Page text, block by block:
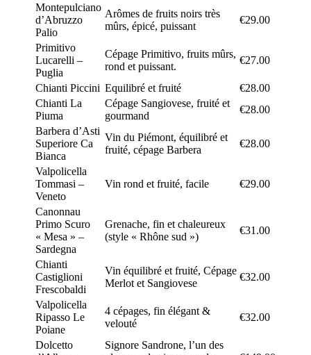
Montepulciano
d’Abruzzo
Palio
Arômes de fruits noirs très
mûrs, épicé, puissant
€29.00
Primitivo
Lucarelli –
Puglia
Cépage Primitivo, fruits mûrs,
rond et puissant.
€27.00
Chianti Piccini Equilibré et fruité
€28.00
Chianti La
Piuma
Cépage Sangiovese, fruité et
gourmand
€28.00
Barbera d’Asti
Superiore Ca
Bianca
Vin du Piémont, équilibré et
fruité, cépage Barbera
€28.00
Valpolicella
Tommasi –
Veneto
Vin rond et fruité, facile €29.00
Canonnau
Primo Scuro
« Mesa » –
Sardegna
Grenache, fin et chaleureux
(style « Rhône sud »)
€31.00
Chianti
Castiglioni
Frescobaldi
Vin équilibré et fruité, Cépage
Merlot et Sangiovese
€32.00
Valpolicella
Ripasso Le
Poiane
4 cépages, fin élégant &
velouté
€32.00
Dolcetto
Signore Sandrone, l’un des